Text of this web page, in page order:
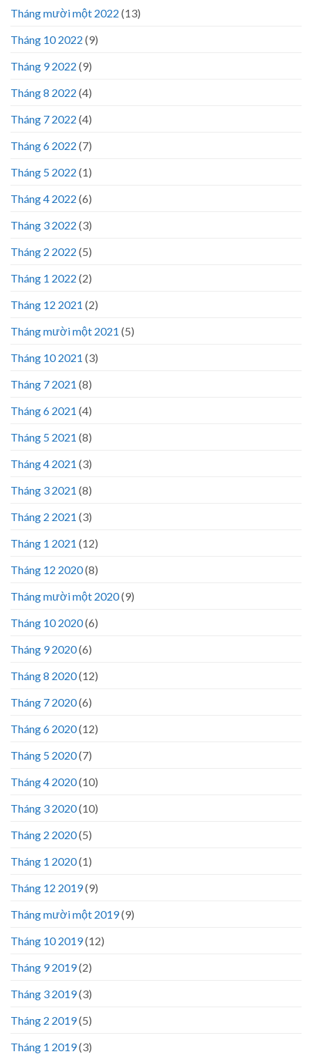
Tháng mười một 2022 (13)
Tháng 10 2022 (9)
Tháng 9 2022 (9)
Tháng 8 2022 (4)
Tháng 7 2022 (4)
Tháng 6 2022 (7)
Tháng 5 2022 (1)
Tháng 4 2022 (6)
Tháng 3 2022 (3)
Tháng 2 2022 (5)
Tháng 1 2022 (2)
Tháng 12 2021 (2)
Tháng mười một 2021 (5)
Tháng 10 2021 (3)
Tháng 7 2021 (8)
Tháng 6 2021 (4)
Tháng 5 2021 (8)
Tháng 4 2021 (3)
Tháng 3 2021 (8)
Tháng 2 2021 (3)
Tháng 1 2021 (12)
Tháng 12 2020(8)
Tháng mười một 2020(9)
Tháng 10 2020(6)
Tháng 9 2020(6)
Tháng 8 2020(12)
Tháng 7 2020(6)
Tháng 6 2020(12)
Tháng 5 2020(7)
Tháng 4 2020(10)
Tháng 3 2020(10)
Tháng 2 2020(5)
Tháng 1 2020(1)
Tháng 12 2019(9)
Tháng mười một 2019(9)
Tháng 10 2019(12)
Tháng 9 2019(2)
Tháng 3 2019(3)
Tháng 2 2019(5)
Tháng 1 2019(3)